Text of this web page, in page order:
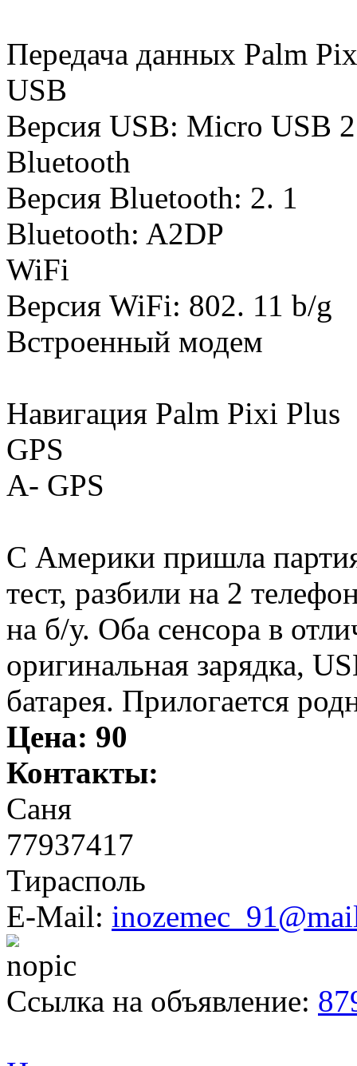
Передача данных Palm
USB
Версия USB: Micro USB
Bluetooth
Версия Bluetooth: 2. 1
Bluetooth: A2DP
WiFi
Версия WiFi: 802. 11 b/g
Встроенный модем
Навигация Palm Pixi Plus
GPS
A- GPS
С Америки пришла
тест, разбили на 2
на б/у. Оба сенсора в
оригинальная зарядка,
батарея. Прилогается
Цена: 90
Контакты:
Саня
77937417
Тирасполь
E-Mail:
Ссылка на объявление: